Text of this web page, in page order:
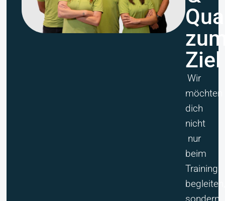
Ziel
Wir
möchten
dich
nicht
nur
beim
Training
begleiten,